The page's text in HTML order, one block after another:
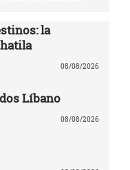
la
08/08/2026
Líbano
08/08/2026